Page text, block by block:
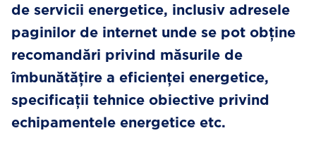
de servicii energetice, inclusiv adresele
paginilor de internet unde se pot obține
recomandări privind măsurile de
îmbunătățire a eficienței energetice,
specificații tehnice obiective privind
echipamentele energetice etc.